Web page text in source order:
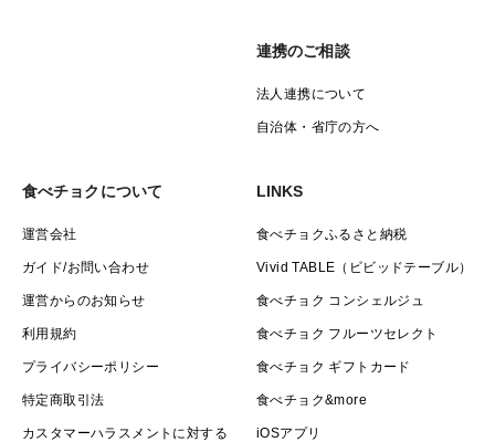
連携のご相談
法人連携について
自治体・省庁の方へ
食べチョクについて
運営会社
ガイド/お問い合わせ
運営からのお知らせ
利用規約
プライバシーポリシー
特定商取引法
カスタマーハラスメントに対する
LINKS
食べチョクふるさと納税
Vivid TABLE（ビビッドテーブル）
食べチョク コンシェルジュ
食べチョク フルーツセレクト
食べチョク ギフトカード
食べチョク&more
iOSアプリ